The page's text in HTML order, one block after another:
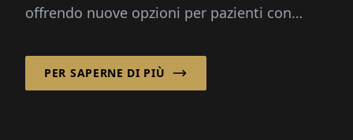
offrendo nuove opzioni per pazienti con
gravi...
PER SAPERNE DI PIÙ